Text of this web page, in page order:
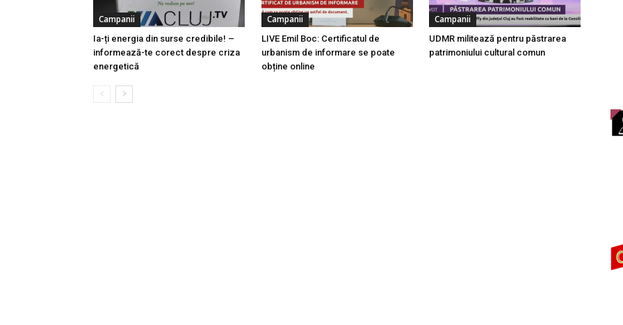
Campanii
Ia-ți energia din surse credibile! –
informează-te corect despre criza
energetică
Campanii
LIVE Emil Boc: Certificatul de
urbanism de informare se poate
obține online
Campanii
UDMR militează pentru păstrarea
patrimoniului cultural comun